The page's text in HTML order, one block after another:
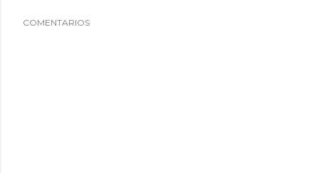
COMENTARIOS